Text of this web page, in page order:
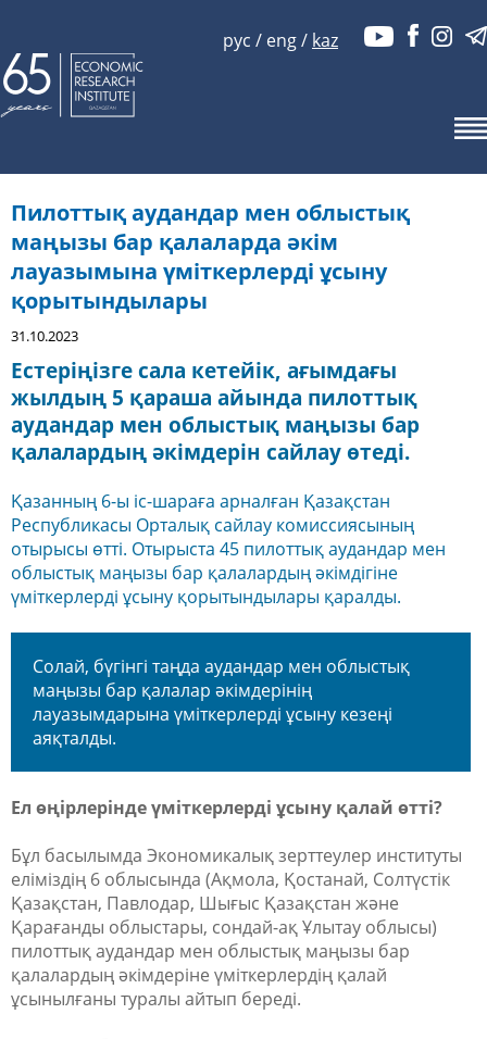
рус / eng/ kaz
Пилоттық аудандар мен облыстық
маңызы бар қалаларда әкім
лауазымына үміткерлерді ұсыну
қорытындылары
31.10.2023
Естеріңізге сала кетейік, ағымдағы
жылдың 5 қараша айында пилоттық
аудандар мен облыстық маңызы бар
қалалардың әкімдерін сайлау өтеді.
Қазанның 6-ы іс-шараға арналған Қазақстан
Республикасы Орталық сайлау комиссиясының
отырысы өтті. Отырыста 45 пилоттық аудандар мен
облыстық маңызы бар қалалардың әкімдігіне
үміткерлерді ұсыну қорытындылары қаралды.
Солай, бүгінгі таңда аудандар мен облыстық
маңызы бар қалалар әкімдерінің
лауазымдарына үміткерлерді ұсыну кезеңі
аяқталды.
Ел өңірлерінде үміткерлерді ұсыну қалай өтті?
Бұл басылымда Экономикалық зерттеулер институты
еліміздің 6 облысында (Ақмола, Қостанай, Солтүстік
Қазақстан, Павлодар, Шығыс Қазақстан және
Қарағанды облыстары, сондай-ақ Ұлытау облысы)
пилоттық аудандар мен облыстық маңызы бар
қалалардың әкімдеріне үміткерлердің қалай
ұсынылғаны туралы айтып береді.